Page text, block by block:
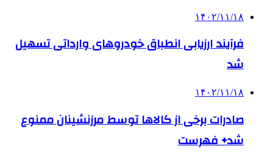
۱۴۰۲/۱۱/۱۸
فرآیند ارزیابی انطباق خودروهای وارداتی تسهیل
شد
۱۴۰۲/۱۱/۱۸
صادرات برخی از کالاها توسط مرزنشینان ممنوع
شد+ فهرست